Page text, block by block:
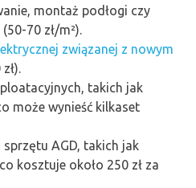
montaż podłogi czy
70 zł/m²).
związanej z nowym
takich jak
może wynieść kilkaset
AGD, takich jak
kosztuje około 250 zł za